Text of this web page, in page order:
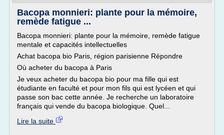
Bacopa monnieri: plante pour la mémoire,
remède fatigue ...
Bacopa monnieri: plante pour la mémoire, remède fatigue
mentale et capacités intellectuelles
Achat bacopa bio Paris, région parisienne Répondre
Où acheter du bacopa à Paris
Je veux acheter du bacopa bio pour ma fille qui est
étudiante en faculté et pour mon fils qui est lycéen et qui
passe son bac cette année. Je recherche un laboratoire
français qui vende du bacopa biologique. Quel...
Lire la suite